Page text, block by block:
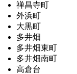
禅昌寺町
外浜町
大黒町
多井畑
多井畑東町
多井畑南町
高倉台